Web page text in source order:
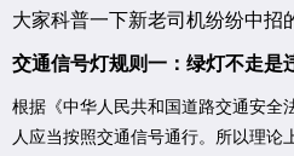
大家科普一下新老司机纷纷中招
交通信号灯规则一：绿灯不走是
根据《中华人民共和国道路交通安全
人应当按照交通信号通行。所以理论